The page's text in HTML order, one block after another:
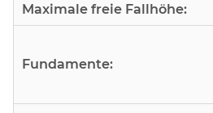
Maximale freie Fallhöhe:
Fundamente: